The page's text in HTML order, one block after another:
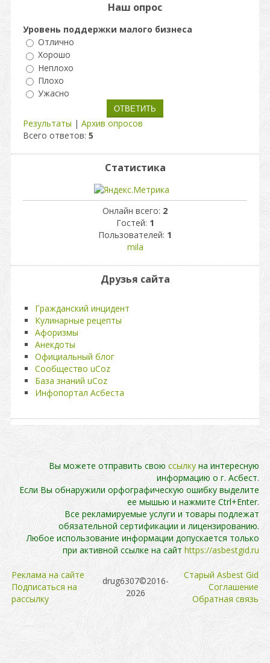
Наш опрос
Уровень поддержки малого бизнеса
Отлично
Хорошо
Неплохо
Плохо
Ужасно
Результаты | Архив опросов
Всего ответов: 5
Статистика
Онлайн всего: 2
Гостей: 1
Пользователей: 1
mila
Друзья сайта
Гражданский инцидент
Кулинарные рецепты
Афоризмы
Анекдоты
Официальный блог
Сообщество uCoz
База знаний uCoz
Инфопортал Асбеста
Вы можете отправить свою ссылку на интересную
информацию о г. Асбест.
Если Вы обнаружили орфографическую ошибку выделите
ее мышью и нажмите Ctrl+Enter.
Все рекламируемые услуги и товары подлежат
обязательной сертификации и лицензированию.
Любое использование информации допускается только
при активной ссылке на сайт https://asbestgid.ru
Реклама на сайте
Подписаться на
рассылку
drug6307©2016-
2026
Cтарый Asbest Gid
Cоглашение
Обратная связь